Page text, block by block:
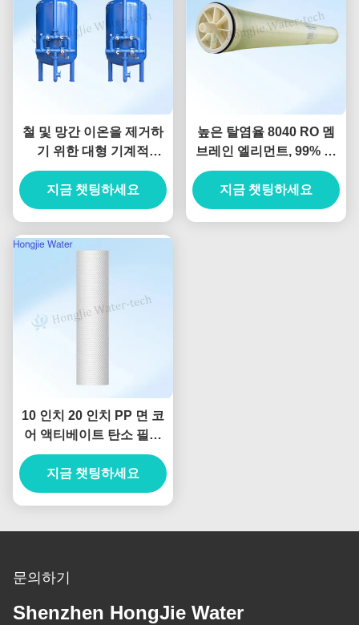
철 및 망간 이온을 제거하
기 위한 대형 기계적
50T/H 탄소 강철 필터
지금 챗팅하세요
높은 탈염율 8040 RO 멤
브레인 엘리먼트, 99% 염
제거
지금 챗팅하세요
10 인치 20 인치 PP 면 코
어 액티베이트 탄소 필터
물 필터 시스템
지금 챗팅하세요
문의하기
Shenzhen HongJie Water